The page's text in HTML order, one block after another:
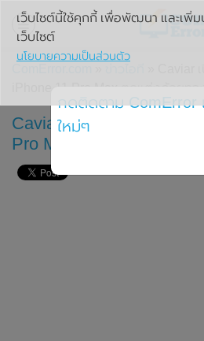
» Caviar
Caviar เปิดตัว iPhone 11
Pro Max ตกแต่งด้วยทองค
เว็บไซต์นี้ใช้คุกกี้ เพื่อพัฒนา และเพิ่
เว็บไซต์
นโยบายความเป็นส่วนตัว
กดติดตาม ComError
ใหม่ๆ